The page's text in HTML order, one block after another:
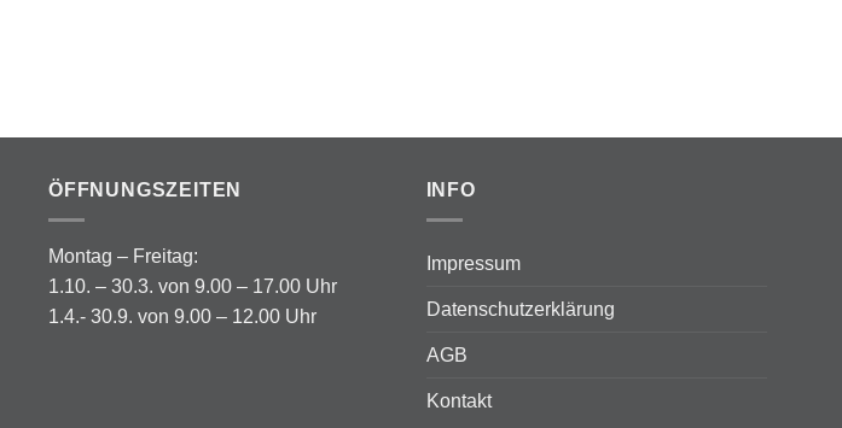
ÖFFNUNGSZEITEN
Montag – Freitag:
1.10. – 30.3. von 9.00 – 17.00 Uhr
1.4.- 30.9. von 9.00 – 12.00 Uhr
INFO
Impressum
Datenschutzerklärung
AGB
Kontakt